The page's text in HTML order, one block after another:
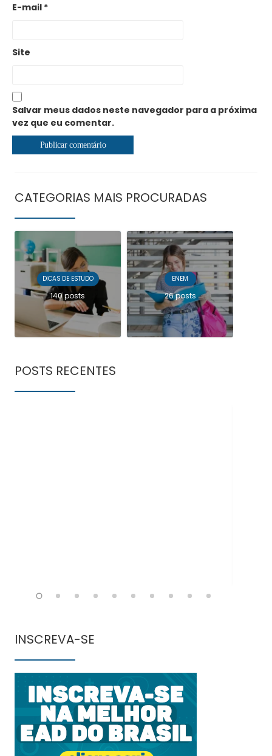
E-mail *
Site
Salvar meus dados neste navegador para a próxima
vez que eu comentar.
CATEGORIAS MAIS PROCURADAS
DICAS DE ESTUDO
140 posts
ENEM
26 posts
POSTS RECENTES
INSCREVA-SE